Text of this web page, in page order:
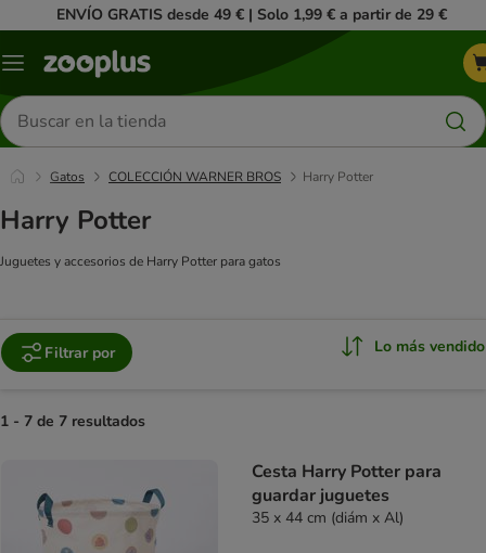
ENVÍO GRATIS desde 49 € | Solo 1,99 € a partir de 29 €
Menú
Buscar
productos
Gatos COLECCIÓN WARNER BROS Harry Potter
Harry Potter
Juguetes y accesorios de Harry Potter para gatos
Filtrar por Lo más vendido
1 - 7 de 7 resultados
Cesta Harry Potter para
guardar juguetes
35 x 44 cm (diám x Al)